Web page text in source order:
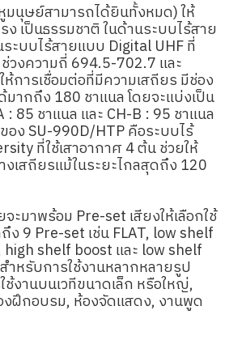
นุษย์สามารถได้ยินทั้งหมด) ให้
ง เป็นธรรมชาติ ในด้านระบบไร้สาย
ระบบไร้สายแบบ Digital UHF ที่
วงความถี่ 694.5-702.7 และ
การเชื่อมต่อที่มีความเสถียร มีช่อง
กถึง 180 ชาแนล โดยจะแบ่งเป็น
85 ชาแนล และ CH-B : 95 ชาแนล
ง SU-990D/HTP คือระบบไร้
ที่ใช้เสาอากาศ 4 ต้น ช่วยให้
งเสถียรแม้ในระยะไกลสุดถึง 120
ะมาพร้อม Pre-set เสียงให้เลือกใช้
ง 9 Pre-set เช่น FLAT, low shelf
shelf boost และ low shelf
ำหรับการใช้งานหลากหลายรูป
ช้งานบนเวทีขนาดเล็ก หรือใหญ่,
ฝึกอบรม, ห้องจัดแสดง, งานพูด